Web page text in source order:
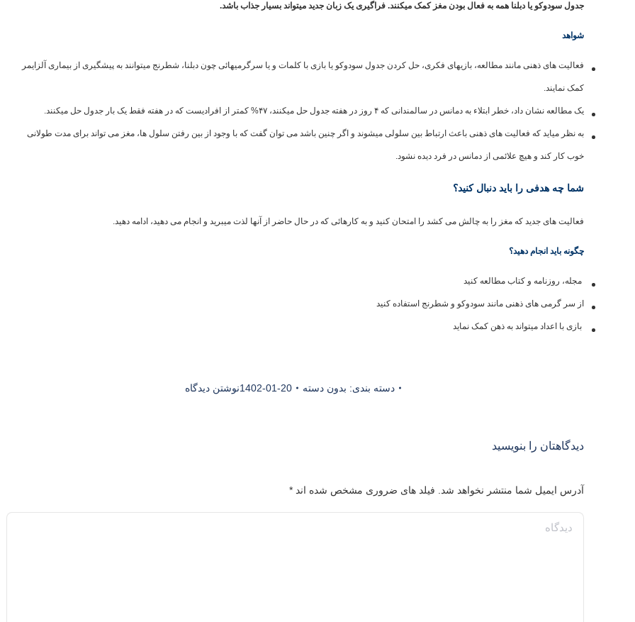
جدول سودوکو یا دبلنا همه به فعال بودن مغز کمک میکنند. فراگیری یک زبان جدید میتواند بسیار جذاب باشد.
شواهد
فعالیت های ذهنی مانند مطالعه، بازیهای فکری، حل کردن جدول سودوکو یا بازی با کلمات و یا سرگرمیهائی چون دبلنا، شطرنج میتوانند به پیشگیری از بیماری آلزایمر
کمک نمایند.
یک مطالعه نشان داد، خطر ابتلاء به دمانس در سالمندانی که ۴ روز در هفته جدول حل میکنند، ۴۷% کمتر از افرادیست که در هفته فقط یک بار جدول حل میکنند.
به نظر میاید که فعالیت های ذهنی باعث ارتباط بین سلولی میشوند و اگر چنین باشد می توان گفت که با وجود از بین رفتن سلول ها، مغز می تواند برای مدت طولانی
خوب کار کند و هیچ علائمی از دمانس در فرد دیده نشود.
شما چه هدفی را باید دنبال کنید؟
فعالیت های جدید که مغز را به چالش می کشد را امتحان کنید و به کارهائی که در حال حاضر از آنها لذت میبرید و انجام می دهید، ادامه دهید.
چگونه باید انجام دهید؟
مجله، روزنامه و کتاب مطالعه کنید
از سر گرمی های ذهنی مانند سودوکو و شطرنج استفاده کنید
بازی با اعداد میتواند به ذهن کمک نماید
دسته بندی: بدون دسته 1402-01-20نوشتن دیدگاه
دیدگاهتان را بنویسید
آدرس ایمیل شما منتشر نخواهد شد. فیلد های ضروری مشخص شده اند *
دیدگاه